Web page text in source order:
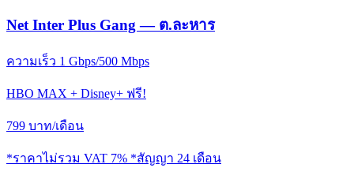
Net Inter Plus Gang — ต.ละหาร
ความเร็ว 1 Gbps/500 Mbps
HBO MAX + Disney+ ฟรี!
799 บาท/เดือน
*ราคาไม่รวม VAT 7% *สัญญา 24 เดือน